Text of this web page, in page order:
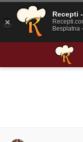
Recepti
Besplatna